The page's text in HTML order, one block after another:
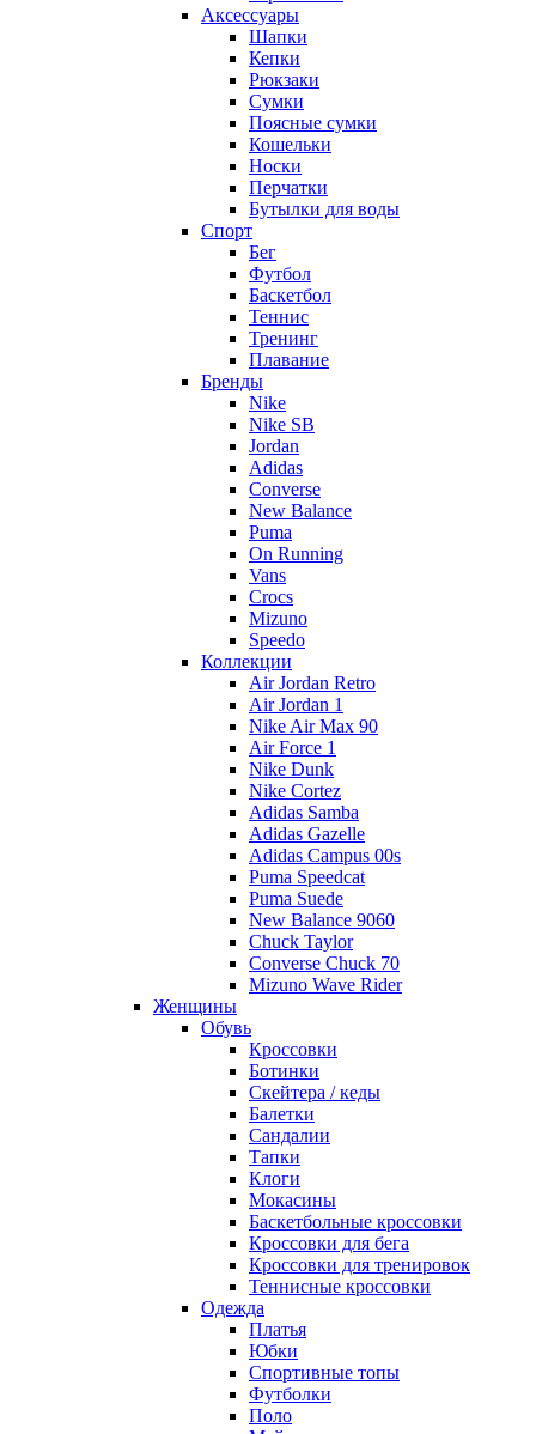
Аксессуары
Шапки
Кепки
Рюкзаки
Сумки
Поясные сумки
Кошельки
Носки
Перчатки
Бутылки для воды
Спорт
Бег
Футбол
Баскетбол
Теннис
Тренинг
Плавание
Бренды
Nike
Nike SB
Jordan
Adidas
Converse
New Balance
Puma
On Running
Vans
Crocs
Mizuno
Speedo
Коллекции
Air Jordan Retro
Air Jordan 1
Nike Air Max 90
Air Force 1
Nike Dunk
Nike Cortez
Adidas Samba
Adidas Gazelle
Adidas Campus 00s
Puma Speedcat
Puma Suede
New Balance 9060
Chuck Taylor
Converse Chuck 70
Mizuno Wave Rider
Женщины
Обувь
Кроссовки
Ботинки
Скейтера / кеды
Балетки
Сандалии
Тапки
Клоги
Мокасины
Баскетбольные кроссовки
Кроссовки для бега
Кроссовки для тренировок
Теннисные кроссовки
Одежда
Платья
Юбки
Спортивные топы
Футболки
Поло